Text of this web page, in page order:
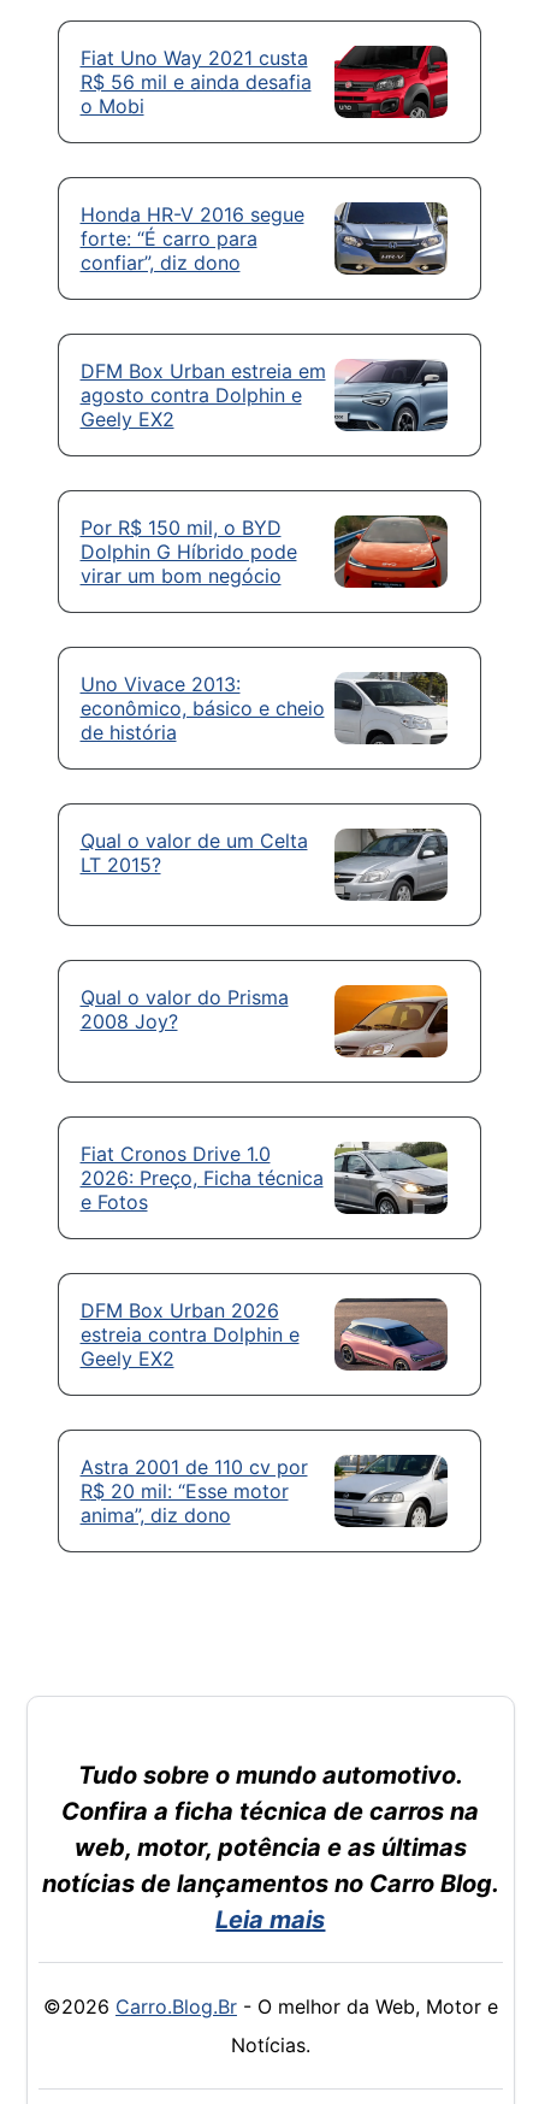
Fiat Uno Way 2021 custa
R$ 56 mil e ainda desafia
o Mobi
Honda HR-V 2016 segue
forte: “É carro para
confiar”, diz dono
DFM Box Urban estreia em
agosto contra Dolphin e
Geely EX2
Por R$ 150 mil, o BYD
Dolphin G Híbrido pode
virar um bom negócio
Uno Vivace 2013:
econômico, básico e cheio
de história
Qual o valor de um Celta
LT 2015?
Qual o valor do Prisma
2008 Joy?
Fiat Cronos Drive 1.0
2026: Preço, Ficha técnica
e Fotos
DFM Box Urban 2026
estreia contra Dolphin e
Geely EX2
Astra 2001 de 110 cv por
R$ 20 mil: “Esse motor
anima”, diz dono
Tudo sobre o mundo automotivo.
Confira a ficha técnica de carros na
web, motor, potência e as últimas
notícias de lançamentos no Carro Blog.
Leia mais
©2026 Carro.Blog.Br- O melhor da Web, Motor e
Notícias.